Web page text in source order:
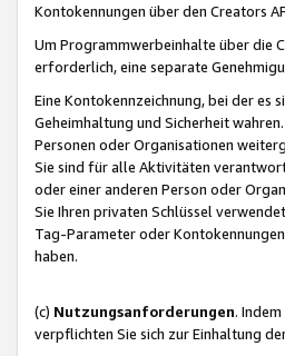
Kontokennungen über den Creators
Um Programmwerbeinhalte über die
erforderlich, eine separate
Eine Kontokennzeichnung, bei der es
Geheimhaltung und Sicherheit
Personen oder Organisationen
Sie sind für alle Aktivitäten
oder einer anderen Person oder
Sie Ihren privaten Schlüssel
Tag-Parameter oder
haben.
(c) Nutzungsanforderungen.
verpflichten Sie sich zur Einhaltung